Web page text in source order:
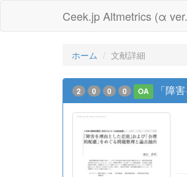
Ceek.jp Altmetrics (α
ホーム 文献詳細
2 0 0 0 OA 「障